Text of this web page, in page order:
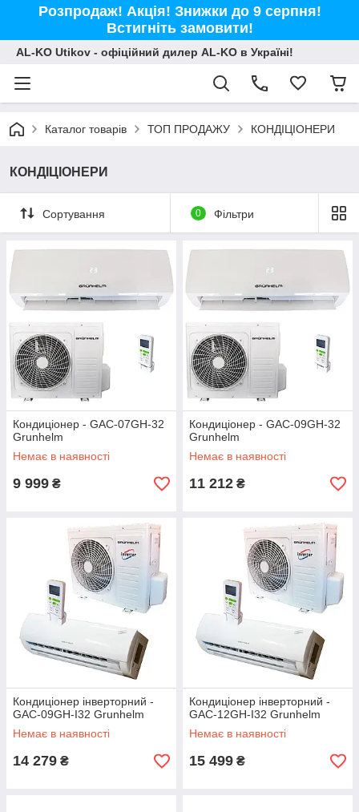
Розпродаж! Акція! Знижки до 9 серпня!
Встигніть замовити!
AL-KO Utikov - офіційний дилер AL-KO в Україні!
Каталог товарів ТОП ПРОДАЖУ КОНДІЦІОНЕРИ
КОНДІЦІОНЕРИ
Сортування 0 Фільтри
Кондиціонер - GAC-07GH-32
Grunhelm
Немає в наявності
9 999 ₴
Кондиціонер - GAC-09GH-32
Grunhelm
Немає в наявності
11 212 ₴
Кондиціонер інверторний -
GAC-09GH-I32 Grunhelm
Немає в наявності
14 279 ₴
Кондиціонер інверторний -
GAC-12GH-I32 Grunhelm
Немає в наявності
15 499 ₴